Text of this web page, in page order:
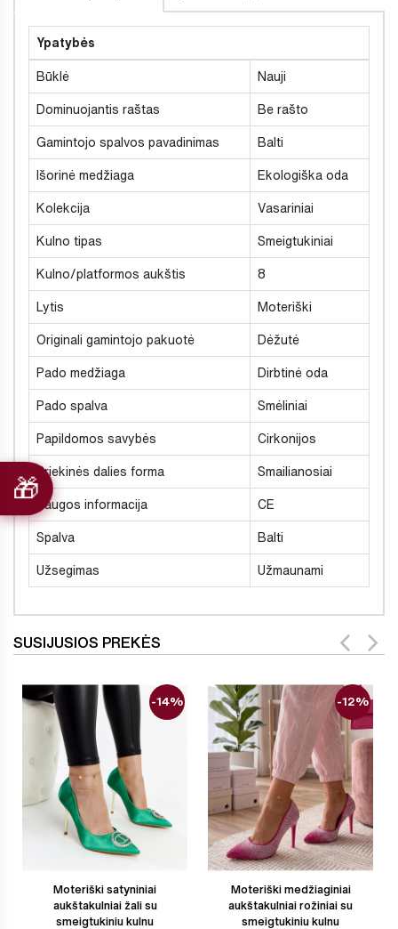
Ypatybės
Būklė Nauji
Dominuojantis raštas Be rašto
Gamintojo spalvos pavadinimas Balti
Išorinė medžiaga Ekologiška oda
Kolekcija Vasariniai
Kulno tipas Smeigtukiniai
Kulno/platformos aukštis 8
Lytis Moteriški
Originali gamintojo pakuotė Dėžutė
Pado medžiaga Dirbtinė oda
Pado spalva Smėliniai
Papildomos savybės Cirkonijos
Priekinės dalies forma Smailianosiai
Saugos informacija CE
Spalva Balti
Užsegimas Užmaunami
SUSIJUSIOS PREKĖS
Moteriški satyniniai
aukštakulniai žali su
smeigtukiniu kulnu
-14%
Moteriški medžiaginiai
aukštakulniai rožiniai su
smeigtukiniu kulnu
-12%